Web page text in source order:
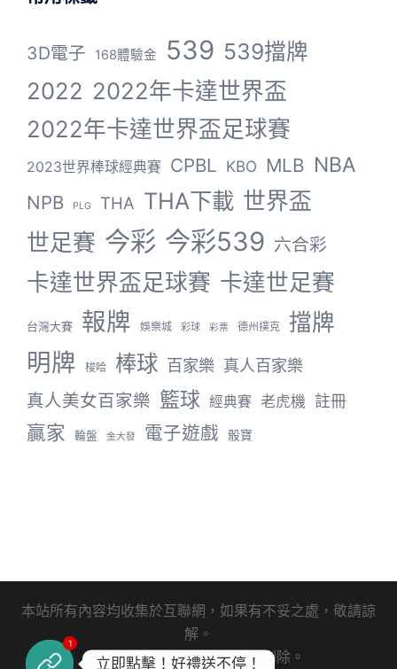
3D電子 168體驗金 539 539擋牌
2022 2022年卡達世界盃
2022年卡達世界盃足球賽
2023世界棒球經典賽 CPBL KBO MLB NBA
NPB PLG THA THA下載 世界盃
世足賽 今彩 今彩539 六合彩
卡達世界盃足球賽 卡達世足賽
台灣大賽 報牌 娛樂城 彩球 彩票 德州撲克 擋牌
明牌 梭哈 棒球 百家樂 真人百家樂
真人美女百家樂 籃球 經典賽 老虎機 註冊
贏家 輪盤 金大發 電子遊戲 骰寶
本站所有內容均收集於互聯網，如果有不妥之處，敬請諒
解。
如有侵權內容，請聯繫我們刪除。
1
立即點擊！好禮送不停！